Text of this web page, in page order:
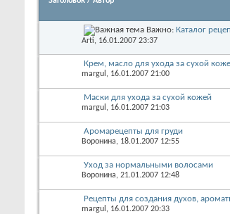
Важно: Каталог
Arti, 16.01.2007 23:37
Крем, масло для ухода за сухой
margul , 16.01.2007 21:00
Маски для ухода за сухой кожей
margul , 16.01.2007 21:03
Аромарецепты для груди
Воронина, 18.01.2007 12:55
Уход за нормальными волосами
Воронина, 21.01.2007 12:48
Рецепты для создания духов,
margul , 16.01.2007 20:33